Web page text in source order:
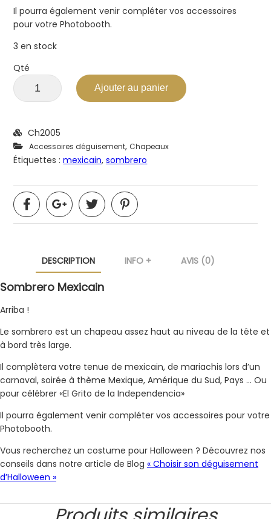
Il pourra également venir compléter vos accessoires
pour votre Photobooth.
3 en stock
Qté
Ajouter au panier
Ch2005
Accessoires déguisement,Chapeaux
Étiquettes :mexicain,sombrero
DESCRIPTION INFO + AVIS (0)
Sombrero Mexicain
Arriba !
Le sombrero est un chapeau assez haut au niveau de la tête et
à bord très large.
Il complètera votre tenue de mexicain, de mariachis lors d’un
carnaval, soirée à thème Mexique, Amérique du Sud, Pays … Ou
pour célébrer «El Grito de la Independencia»
Il pourra également venir compléter vos accessoires pour votre
Photobooth.
Vous recherchez un costume pour Halloween ? Découvrez nos
conseils dans notre article de Blog « Choisir son déguisement
d’Halloween »